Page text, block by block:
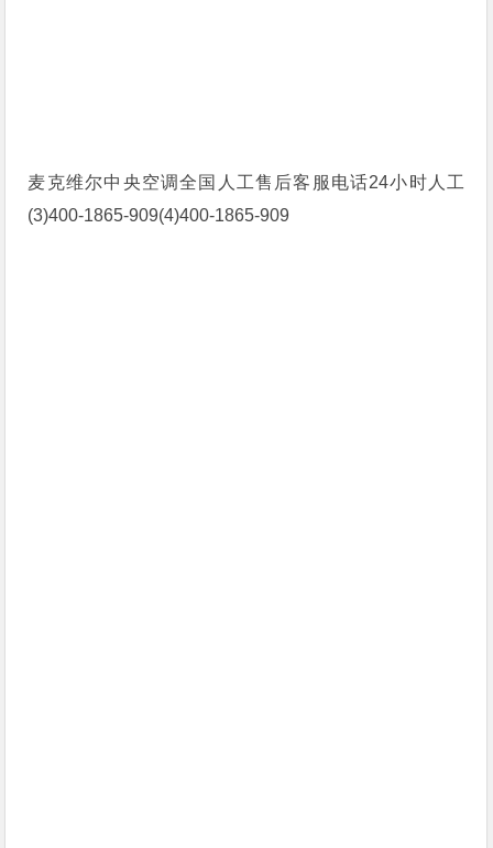
麦克维尔中央空调全国人工售后客服电话24小时人工
(3)400-1865-909(4)400-1865-909